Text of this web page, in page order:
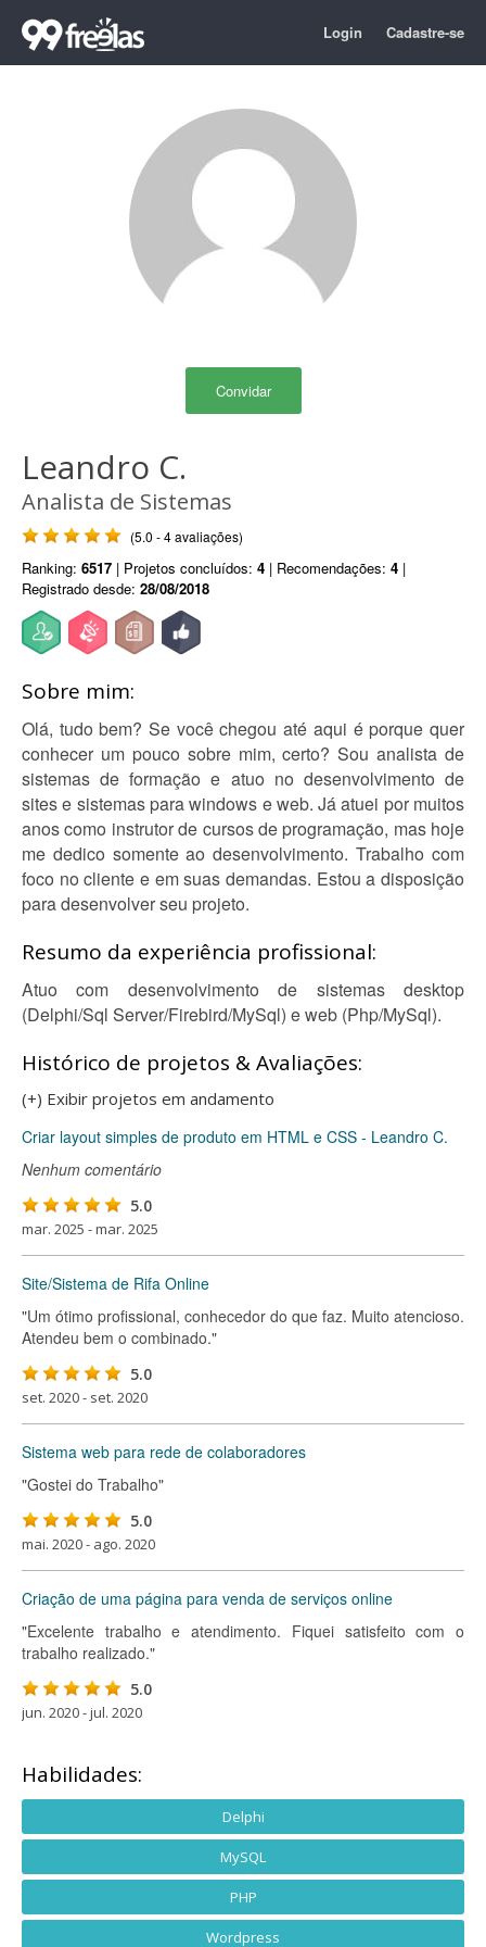
Login Cadastre-se
Convidar
Leandro C.
Analista de Sistemas
(5.0 - 4 avaliações)
Ranking: 6517 | Projetos concluídos: 4 | Recomendações: 4 |
Registrado desde: 28/08/2018
Sobre mim:
Olá, tudo bem? Se você chegou até aqui é porque quer
conhecer um pouco sobre mim, certo? Sou analista de
sistemas de formação e atuo no desenvolvimento de
sites e sistemas para windows e web. Já atuei por muitos
anos como instrutor de cursos de programação, mas hoje
me dedico somente ao desenvolvimento. Trabalho com
foco no cliente e em suas demandas. Estou a disposição
para desenvolver seu projeto.
Resumo da experiência profissional:
Atuo com desenvolvimento de sistemas desktop
(Delphi/Sql Server/Firebird/MySql) e web (Php/MySql).
Histórico de projetos & Avaliações:
(+) Exibir projetos em andamento
Criar layout simples de produto em HTML e CSS - Leandro C.
Nenhum comentário
5.0
mar. 2025 - mar. 2025
Site/Sistema de Rifa Online
"Um ótimo profissional, conhecedor do que faz. Muito atencioso.
Atendeu bem o combinado."
5.0
set. 2020 - set. 2020
Sistema web para rede de colaboradores
"Gostei do Trabalho"
5.0
mai. 2020 - ago. 2020
Criação de uma página para venda de serviços online
"Excelente trabalho e atendimento. Fiquei satisfeito com o
trabalho realizado."
5.0
jun. 2020 - jul. 2020
Habilidades:
Delphi
MySQL
PHP
Wordpress